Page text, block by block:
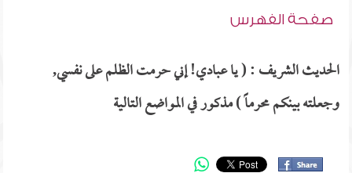
صفحة الفهرس
الحديث الشريف : ( يا عبادي! إني حرمت الظلم على نفسي,
وجعلته بينكم محرماً ) مذكور في المواضع التالية